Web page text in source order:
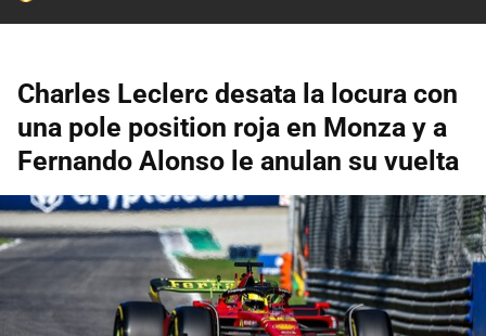
Charles Leclerc desata la locura con
una pole position roja en Monza y a
Fernando Alonso le anulan su vuelta